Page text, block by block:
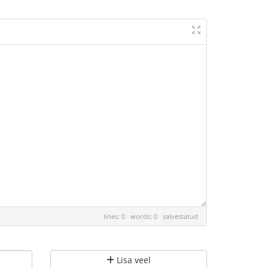
lines: 0 words: 0 salvestatud
Lisa veel